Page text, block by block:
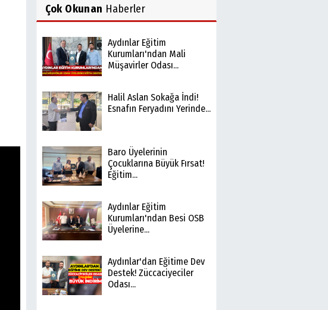
Çok Okunan Haberler
Aydınlar Eğitim
Kurumları'ndan Mali
Müşavirler Odası...
Halil Aslan Sokağa İndi!
Esnafın Feryadını Yerinde...
Baro Üyelerinin
Çocuklarına Büyük Fırsat!
Eğitim...
Aydınlar Eğitim
Kurumları'ndan Besi OSB
Üyelerine...
Aydınlar'dan Eğitime Dev
Destek! Züccaciyeciler
Odası...